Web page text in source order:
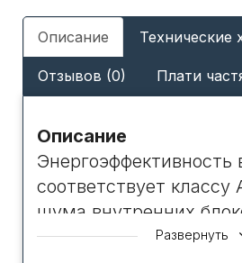
Описание Технические
Отзывов (0) Плати
Описание
Энергоэффективность
соответствует классу
шума внутренних
23,5 дБ(А) на первой
Развернуть